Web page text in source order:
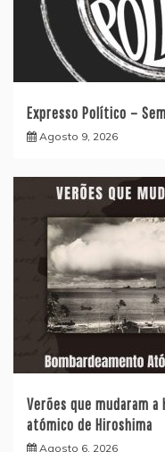
Expresso Político –
Agosto 9, 2026
Verões que mudaram
atómico de Hiroshima
Agosto 6, 2026